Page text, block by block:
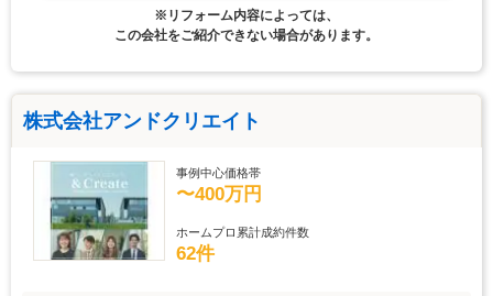
※リフォーム内容によっては、
この会社をご紹介できない場合があります。
株式会社アンドクリエイト
事例中心価格帯
〜400万円
ホームプロ累計成約件数
62件